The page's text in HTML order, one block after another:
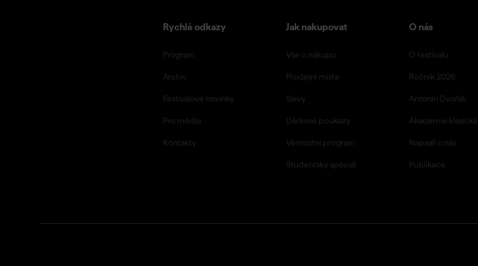
Rychlé odkazy
Program
Archiv
Festivalové novinky
Pro média
Kontakty
Jak nakupovat
Vše o nákupu
Prodejní místa
Slevy
Dárkové poukazy
Věrnostní program
Studentský speciál
O nás
O festivalu
Ročník 2026
Antonín Dvořák
Akademie
Napsali o nás
Publikace